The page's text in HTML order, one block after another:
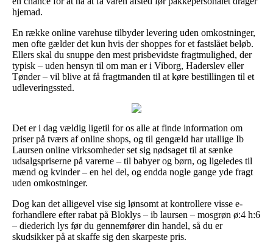
hjemad.
En række online varehuse tilbyder levering uden omkostninger,
men ofte gælder det kun hvis der shoppes for et fastslået beløb.
Ellers skal du snuppe den mest prisbevidste fragtmulighed, der
typisk – uden hensyn til om man er i Viborg, Haderslev eller
Tønder – vil blive at få fragtmanden til at køre bestillingen til et
udleveringssted.
Det er i dag vældig ligetil for os alle at finde information om
priser på tværs af online shops, og til gengæld har utallige Ib
Laursen online virksomheder set sig nødsaget til at sænke
udsalgspriserne på varerne – til babyer og børn, og ligeledes til
mænd og kvinder – en hel del, og endda nogle gange yde fragt
uden omkostninger.
Dog kan det alligevel vise sig lønsomt at kontrollere visse e-
forhandlere efter rabat på Bloklys – ib laursen – mosgrøn ø:4 h:6
– diederich lys før du gennemfører din handel, så du er
skudsikker på at skaffe sig den skarpeste pris.